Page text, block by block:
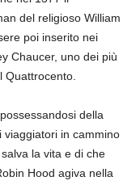
del religioso William
poi inserito nei
Chaucer, uno dei più
Quattrocento.
della
viaggiatori in cammino
la vita e di che
Hood agiva nella